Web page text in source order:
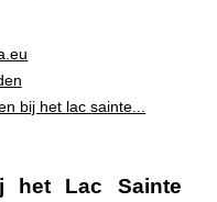
bij het lac sainte...
het Lac Sainte